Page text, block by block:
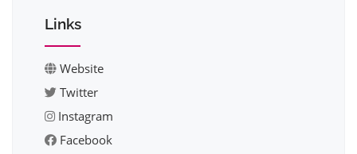
Links
Website
Twitter
Instagram
Facebook